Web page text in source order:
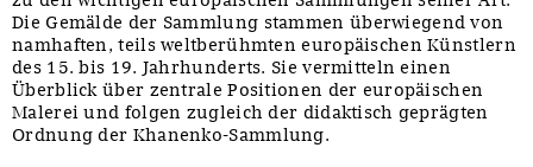
Die Gemälde der Sammlung stammen überwiegend von
namhaften, teils weltberühmten europäischen Künstlern
des 15. bis 19. Jahrhunderts. Sie vermitteln einen
Überblick über zentrale Positionen der europäischen
Malerei und folgen zugleich der didaktisch geprägten
Ordnung der Khanenko-Sammlung.